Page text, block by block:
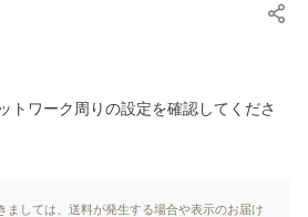
トワーク周りの設定を確認してくださ
しては、送料が発生する場合や表示のお届け